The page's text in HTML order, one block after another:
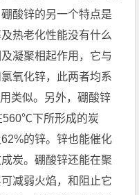
酸锌的另一个特点是
热老化性能没有什么
凝聚相起作用，它与
氧化锌，此两者均系
类似。另外，硼酸锌
560℃下所形成的炭
的锌。锌也能催化
炭。硼酸锌还能在聚
减弱火焰，和阻止它